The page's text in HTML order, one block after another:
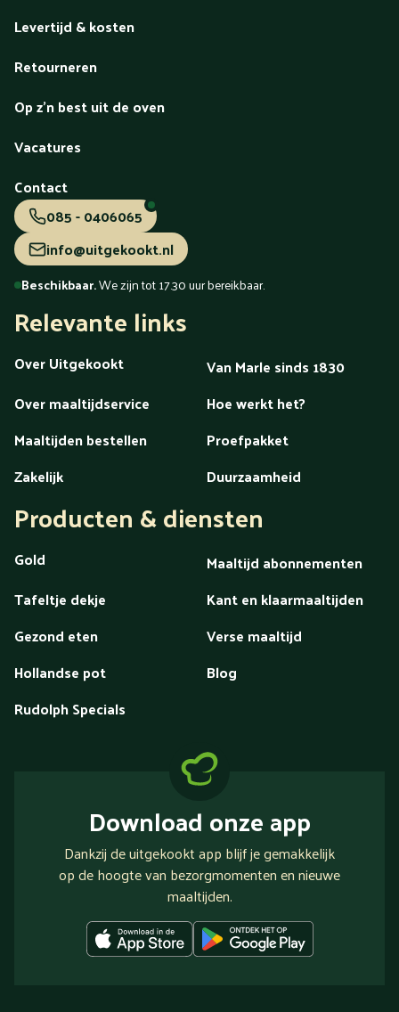
Levertijd & kosten
Retourneren
Op z'n best uit de oven
Vacatures
Contact
085 - 0406065
info@uitgekookt.nl
Beschikbaar.We zijn tot 17.30 uur bereikbaar.
Relevante links
Over Uitgekookt
Van Marle sinds 1830
Over maaltijdservice
Hoe werkt het?
Maaltijden bestellen
Proefpakket
Zakelijk
Duurzaamheid
Producten & diensten
Gold
Maaltijd abonnementen
Tafeltje dekje
Kant en klaarmaaltijden
Gezond eten
Verse maaltijd
Hollandse pot
Blog
Rudolph Specials
Download onze app
Dankzij de uitgekookt app blijf je gemakkelijk
op de hoogte van bezorgmomenten en nieuwe
maaltijden.